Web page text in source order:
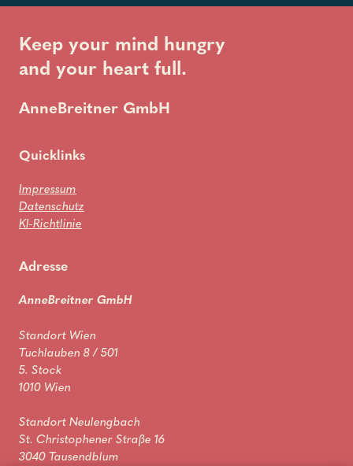
Keep your mind hungry
and your heart full.
AnneBreitner GmbH
Quicklinks
Impressum
Datenschutz
KI-Richtlinie
Adresse
AnneBreitner GmbH
Standort Wien
Tuchlauben 8 / 501
5. Stock
1010 Wien
Standort Neulengbach
St. Christophener Straße 16
3040 Tausendblum